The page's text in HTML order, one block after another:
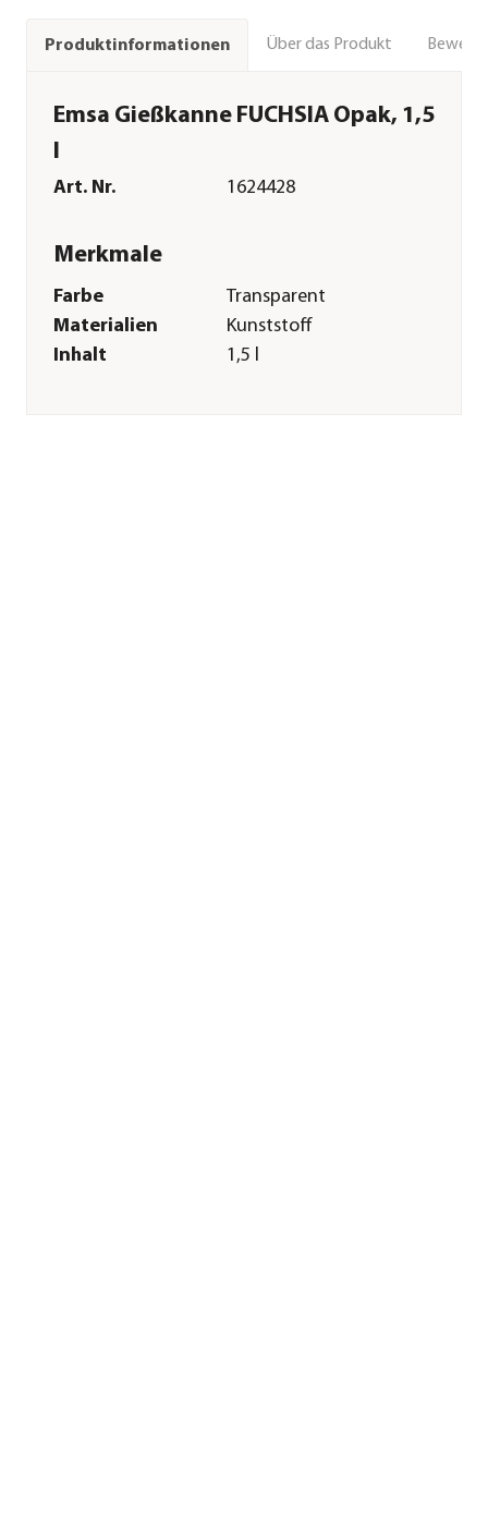
Produktinformationen Über das Produkt
Emsa Gießkanne FUCHSIA Opak, 1,5
l
Art. Nr. 1624428
Merkmale
Farbe
Transparent
Materialien
Kunststoff
Inhalt
1,5 l